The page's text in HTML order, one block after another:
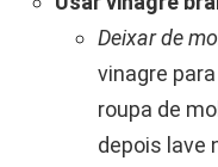
Deixar de
vinagre
roupa de
depois lave